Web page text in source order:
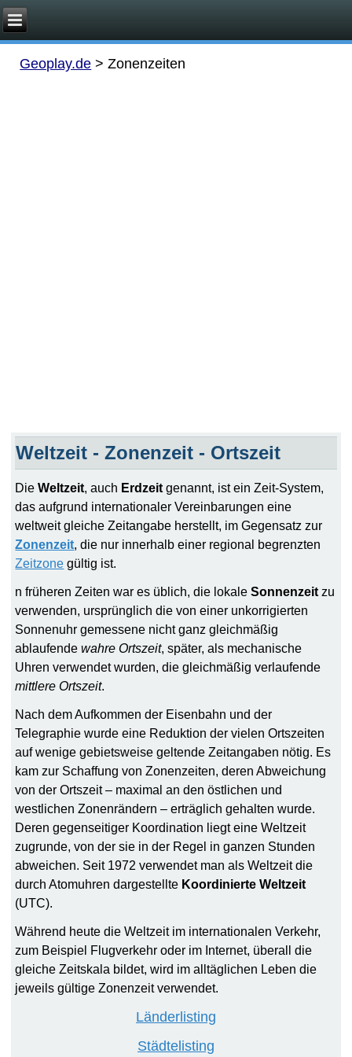
Geoplay.de >Zonenzeiten
Weltzeit - Zonenzeit - Ortszeit
DieWeltzeit, auch Erdzeit genannt, ist einZeit-System,
das aufgrund internationaler Vereinbarungen eine
weltweit gleiche Zeitangabe herstellt, im Gegensatz zur
Zonenzeit, die nur innerhalb einer regional begrenzten
Zeitzone gültig ist.
n früheren Zeiten war es üblich, die lokaleSonnenzeit zu
verwenden, ursprünglich die von einer unkorrigierten
Sonnenuhr gemessene nicht ganz gleichmäßig
ablaufendewahre Ortszeit, später, als mechanische
Uhren verwendet wurden, die gleichmäßig verlaufende
mittlere Ortszeit.
Nach dem Aufkommen der Eisenbahn und der
Telegraphie wurde eine Reduktion der vielen Ortszeiten
auf wenige gebietsweise geltende Zeitangaben nötig. Es
kam zur Schaffung von Zonenzeiten, deren Abweichung
von der Ortszeit – maximal an den östlichen und
westlichen Zonenrändern – erträglich gehalten wurde.
Deren gegenseitiger Koordination liegt eine Weltzeit
zugrunde, von der sie in der Regel in ganzen Stunden
abweichen. Seit 1972 verwendet man als Weltzeit die
durch Atomuhren dargestellte Koordinierte Weltzeit
(UTC).
Während heute die Weltzeit im internationalen Verkehr,
zum Beispiel Flugverkehr oder im Internet, überall die
gleiche Zeitskala bildet, wird im alltäglichen Leben die
jeweils gültige Zonenzeit verwendet.
Länderlisting
Städtelisting